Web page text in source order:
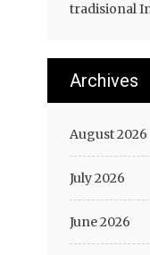
tradisional
Archives
August 2026
July 2026
June 2026